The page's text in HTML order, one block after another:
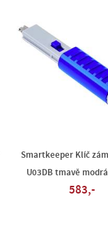
Smartkeeper Klíč
U03DB tmavě
583,-